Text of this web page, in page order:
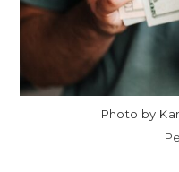
Photo by